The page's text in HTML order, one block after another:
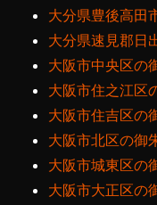
大分県豊後高田
大分県速見郡日
大阪市中央区の
大阪市住之江区
大阪市住吉区の
大阪市北区の御
大阪市城東区の
大阪市大正区の